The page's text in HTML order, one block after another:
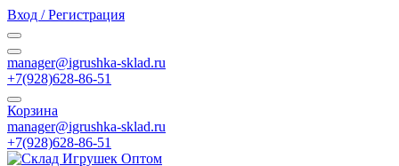
Вход / Регистрация
manager@igrushka-sklad.ru
+7(928)628-86-51
Корзина
manager@igrushka-sklad.ru
+7(928)628-86-51